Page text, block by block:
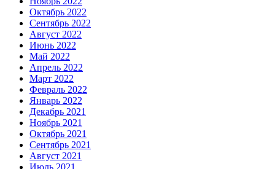
Октябрь 2022
Сентябрь 2022
Август 2022
Июнь 2022
Май 2022
Апрель 2022
Март 2022
Февраль 2022
Январь 2022
Декабрь 2021
Ноябрь 2021
Октябрь 2021
Сентябрь 2021
Август 2021
Июль 2021